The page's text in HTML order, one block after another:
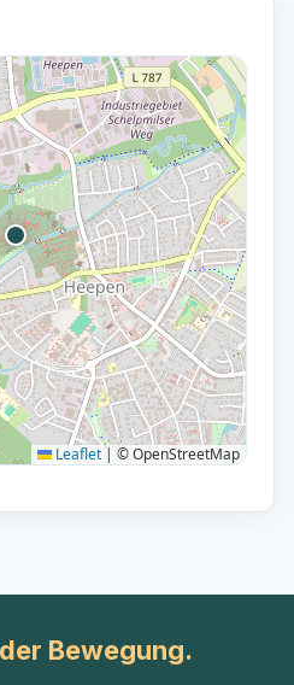
Leaflet | © OpenStreetMap
Bewegung.